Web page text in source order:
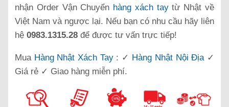
nhận Order Vận Chuyển hàng xách taytừ Nhật về
Việt Nam và ngược lại. Nếu bạn có nhu cầu hãy liên
hệ 0983.1315.28 để được tư vấn trực tiếp!
Mua Hàng Nhật Xách Tay: ✓ Hàng Nhật Nội Địa✓
Giá rẻ ✓ Giao hàng miễn phí.